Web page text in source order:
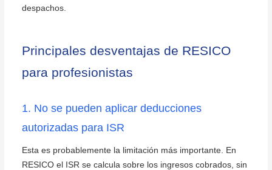
despachos.
Principales desventajas de RESICO
para profesionistas
1. No se pueden aplicar deducciones
autorizadas para ISR
Esta es probablemente la limitación más importante. En
RESICO el ISR se calcula sobre los ingresos cobrados, sin